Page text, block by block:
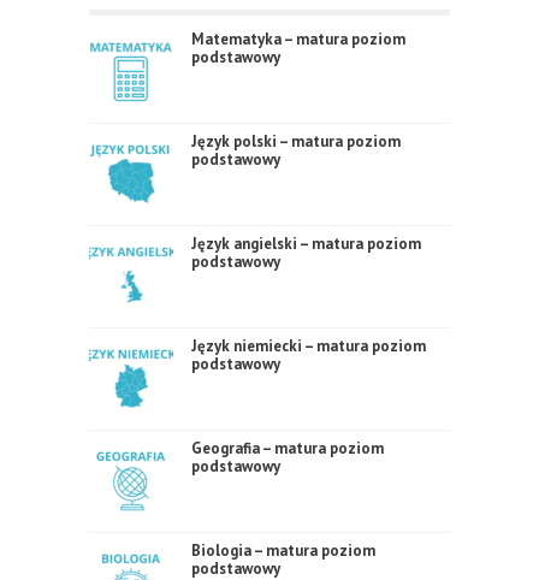
Matematyka – matura poziom
podstawowy
Język polski – matura poziom
podstawowy
Język angielski – matura poziom
podstawowy
Język niemiecki – matura poziom
podstawowy
Geografia – matura poziom
podstawowy
Biologia – matura poziom
podstawowy